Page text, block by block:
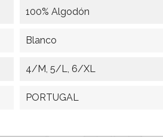
100% Algodón
Blanco
4/M, 5/L, 6/XL
PORTUGAL